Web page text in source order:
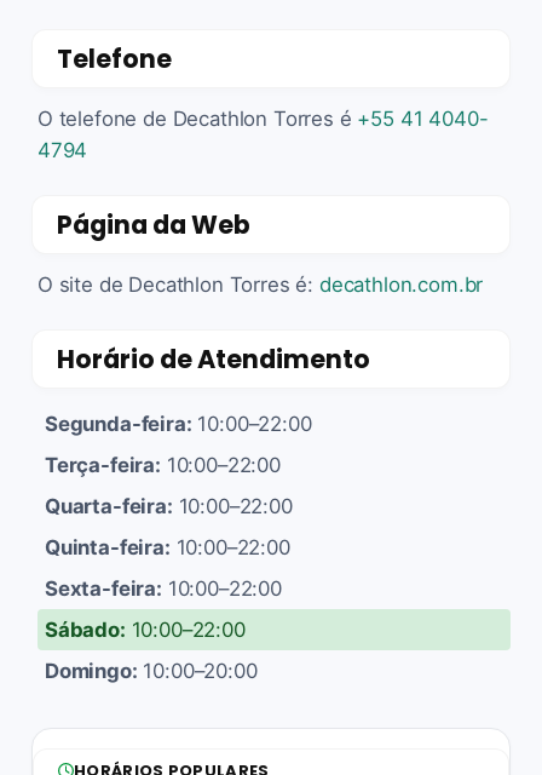
Telefone
O telefone de Decathlon Torres é +55 41 4040-
4794
Página da Web
O site de Decathlon Torres é: decathlon.com.br
Horário de Atendimento
Segunda-feira: 10:00–22:00
Terça-feira: 10:00–22:00
Quarta-feira: 10:00–22:00
Quinta-feira: 10:00–22:00
Sexta-feira: 10:00–22:00
Sábado: 10:00–22:00
Domingo: 10:00–20:00